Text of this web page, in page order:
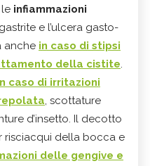
infiammazioni
e l’ulcera gasto-
anche in caso di stipsi
della cistite.
caso di irritazioni
, scottature
d’insetto. Il decotto
risciacqui della bocca e
delle gengive e